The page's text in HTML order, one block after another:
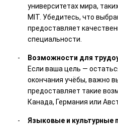
университетах мира,
MIT. Убедитесь, что
предоставляет
специальности.
Возможности для
Если ваша цель —
окончания учёбы, важно
предоставляет такие
Канада, Германия или
Языковые и культурные